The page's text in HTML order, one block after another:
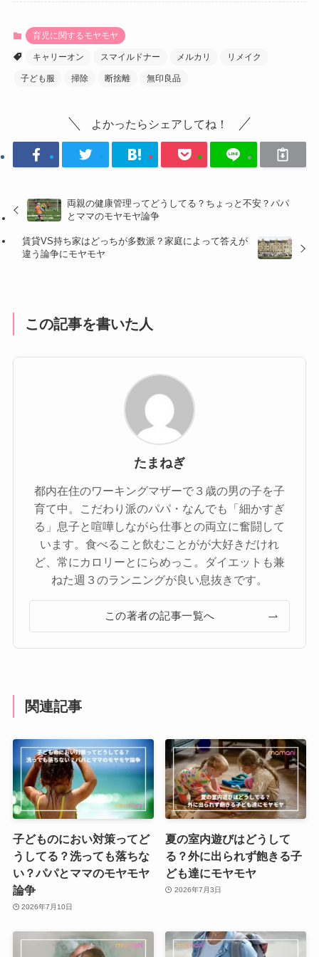
育児に関するモヤモヤ
キャリーオン スマイルドナー メルカリ リメイク
子ども服 掃除 断捨離 無印良品
よかったらシェアしてね！
両親の健康管理ってどうしてる？ちょっと不安？パパ
とママのモヤモヤ論争
賃貸VS持ち家はどっちが多数派？家庭によって答えが
違う論争にモヤモヤ
この記事を書いた人
たまねぎ
都内在住のワーキングマザーで３歳の男の子を子
育て中。こだわり派のパパ・なんでも「細かすぎ
る」息子と喧嘩しながら仕事との両立に奮闘して
います。食べること飲むことがが大好きだけれ
ど、常にカロリーとにらめっこ。ダイエットも兼
ねた週３のランニングが良い息抜きです。
この著者の記事一覧へ
関連記事
子どものにおい対策ってど
うしてる？洗っても落ちな
い？パパとママのモヤモヤ
論争
2026年7月10日
夏の室内遊びはどうして
る？外に出られず飽きる子
ども達にモヤモヤ
2026年7月3日